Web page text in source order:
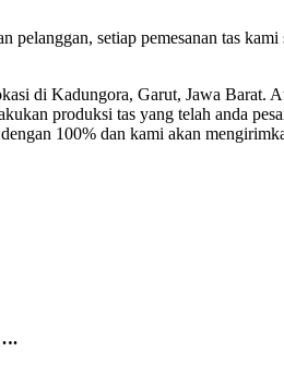
setiap pemesanan tas
di Kadungora, Garut, Jawa Barat.
produksi tas yang telah anda
100% dan kami akan
….